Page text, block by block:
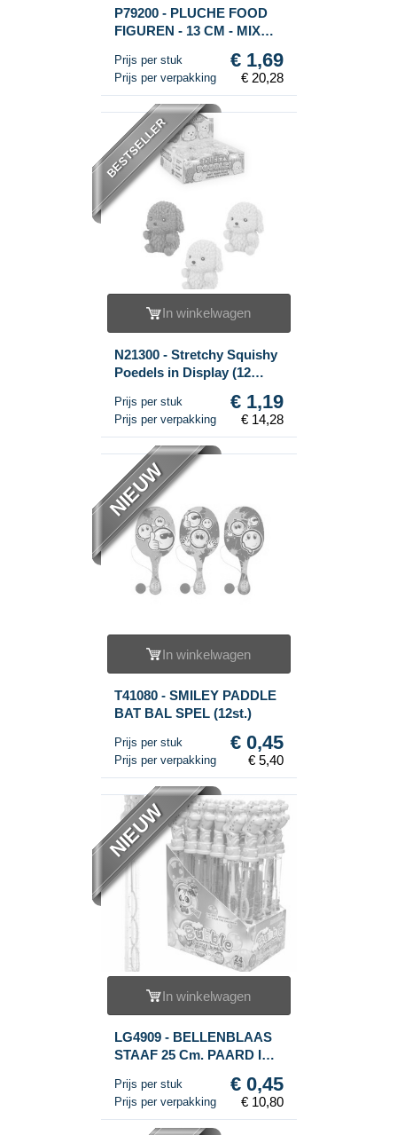
P79200 - PLUCHE FOOD
FIGUREN - 13 CM - MIX
Prijs per stuk € 1,69
Prijs per verpakking € 20,28
BESTSELLER
In winkelwagen
N21300 - Stretchy Squishy
Poedels in Display (12
Prijs per stuk € 1,19
Prijs per verpakking € 14,28
NIEUW
In winkelwagen
T41080 - SMILEY PADDLE
BAT BAL SPEL (12st.)
Prijs per stuk € 0,45
Prijs per verpakking € 5,40
NIEUW
In winkelwagen
LG4909 - BELLENBLAAS
STAAF 25 Cm. PAARD IN
Prijs per stuk € 0,45
Prijs per verpakking € 10,80